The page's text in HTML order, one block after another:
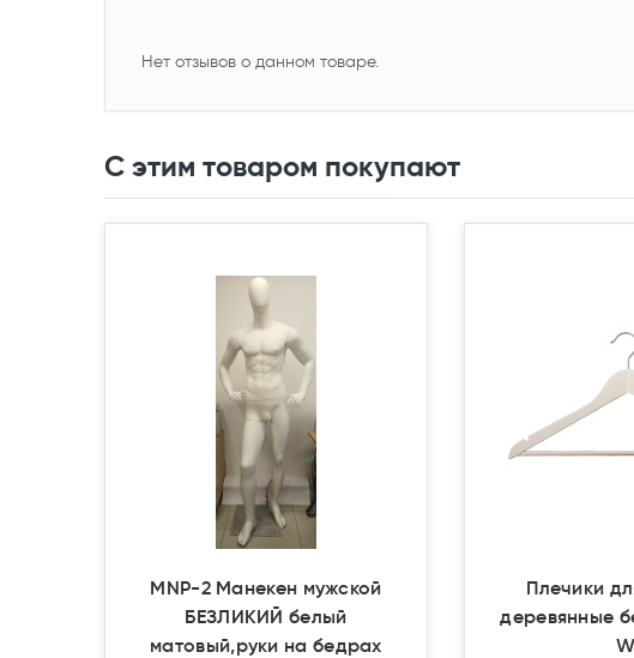
Нет отзывов о данном товаре.
С этим товаром покупают
MNP-2 Манекен мужской
БЕЗЛИКИЙ белый
матовый,руки на бедрах
Плечики
деревянные
W